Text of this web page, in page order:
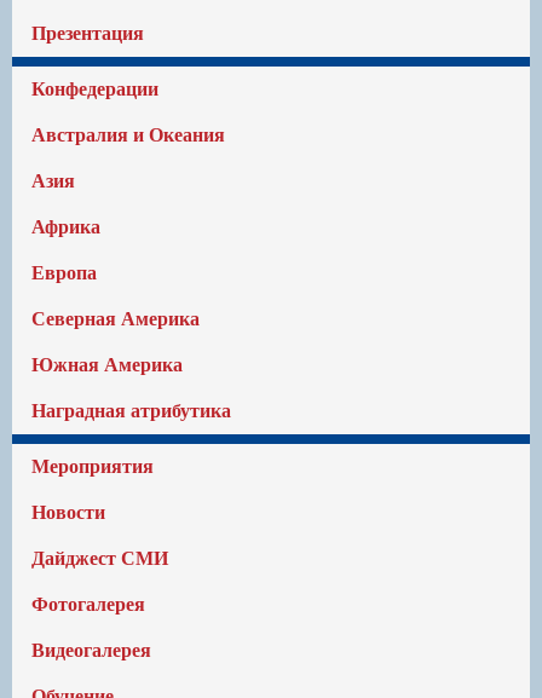
Презентация
Конфедерации
Австралия и Океания
Азия
Африка
Европа
Северная Америка
Южная Америка
Наградная атрибутика
Мероприятия
Новости
Дайджест СМИ
Фотогалерея
Видеогалерея